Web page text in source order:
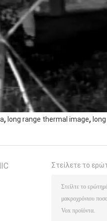
, long range thermal image,
Στείλετε το